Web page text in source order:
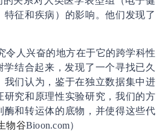
特征和疾病）的影响。他们发现了
令人兴奋的地方在于它的跨学科性
结合起来，发现了一个寻找已久
我们认为，鉴于在独立数据集中进
研究和原理性实验研究，我们的方
酶和转运体的底物，并使得这些代
物谷Bioon.com）